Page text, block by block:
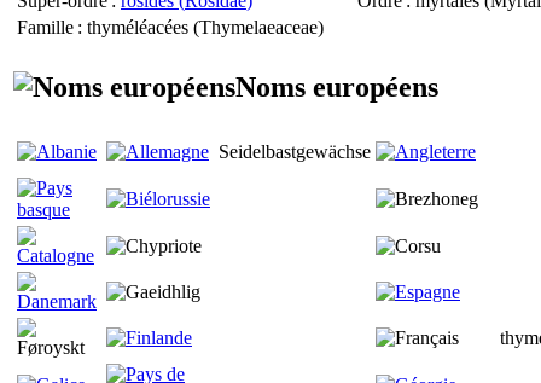
Famille : thyméléacées (Thymelaeaceae)
Noms européens
Seidelbastgewächse